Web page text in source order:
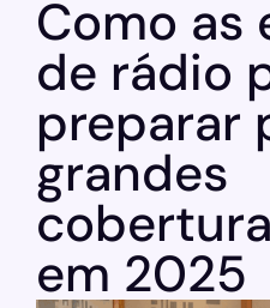
Como as
de rádio
preparar
grandes
em 2025